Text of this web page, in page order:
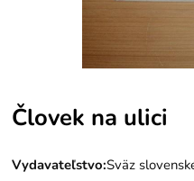
Človek na ulici
Vydavateľstvo:Sväz